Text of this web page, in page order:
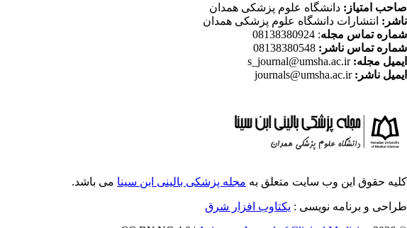
صاحب امتیاز: دانشگاه علوم پزشکی همدان
ناشر: انتشارات دانشگاه علوم پزشکی همدان
شماره تماس مجله: 08138380924
شماره تماس ناشر:
ایمیل مجله: s_journal@umsha.ac.ir
ایمیل ناشر: journals@umsha.ac.ir
کلیه حقوق این وب سایت متعلق به مجله پزشکی بالینی ابن سینا می باشد.
طراحی و برنامه نویسی : یکتاوب افزار شرق